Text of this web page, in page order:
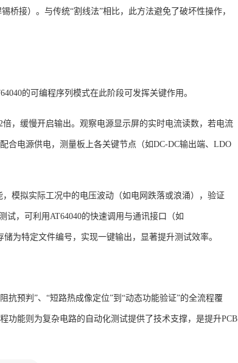
桥接） 。与传统“割线法”相比，此方法避免了破坏性操作，
的可编程序列模式在此阶段可发挥关键作用。
倍，缓慢开启输出。观察电源显示屏的实时电流读数，若电流
合电源供电，测量板上各关键节点（如DC-DC输出端、LDO
，模拟实际工况中的电压波动（如电网跌落或浪涌），验证
试，可利用AT64040的快速调用与通讯接口（如
为特定文件编号，实现一键输出，显著提升测试效率。
抗预判”、“短路热成像定位”到“动态功能验证”的全流程覆
功能则为复杂电路的自动化测试提供了技术支撑，是提升PCB